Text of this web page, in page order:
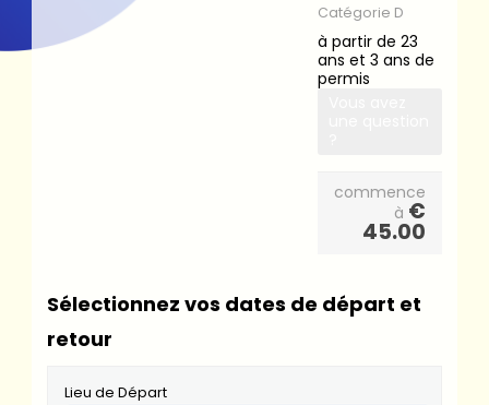
Catégorie D
à partir de 23
ans et 3 ans de
permis
commence
à €
45.00
Sélectionnez vos dates de départ et
retour
Lieu de Départ